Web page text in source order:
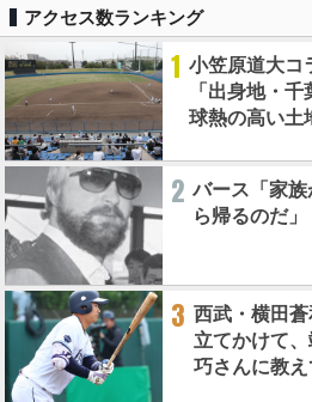
アクセス数ランキング
1 小笠原道大コ
「出身地・
球熱の高い土
2 バース「家
ら帰るのだ」
3 西武・横田
立てかけて
巧さんに教